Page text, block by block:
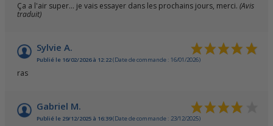
Ça a l'air super... je vais essayer dans les prochains jours, merci. (Avis
traduit)
Sylvie A.
Publié le 16/02/2026 à 12:22(Date de commande : 16/01/2026)
ras
Gabriel M.
Publié le 29/12/2025 à 16:39(Date de commande : 23/12/2025)